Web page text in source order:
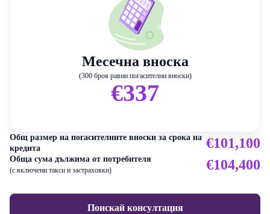
Месечна вноска
(300 броя равни погасителни вноски)
€337
Общ размер на погасителните вноски за срока на
кредита
€101,100
Обща сума дължима от потребителя
(с включени такси и застраховки) €104,400
Поискай консултация